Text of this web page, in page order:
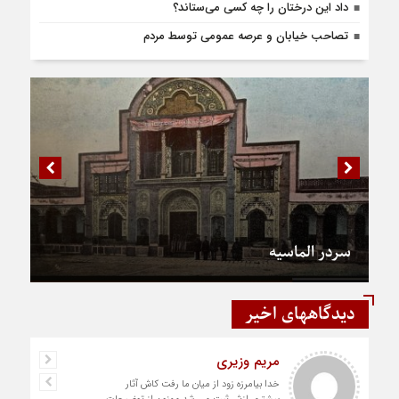
داد این درختان را چه کسی می‌ستاند؟
تصاحب خیابان و عرصه عمومی توسط مردم
سردر الماسیه
دیدگاههای اخیر
مریم وزیری
خدا بیامرزه زود از میان ما رفت کاش آثار